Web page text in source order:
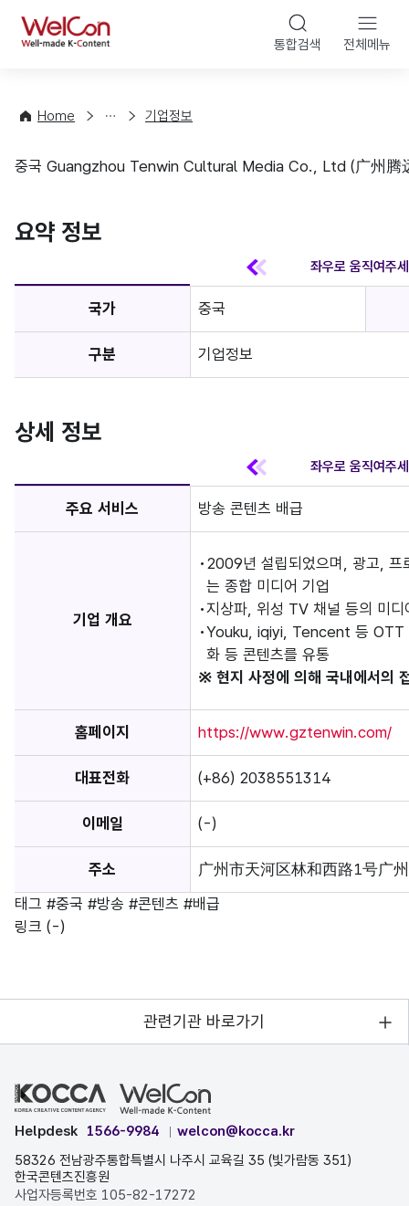
WelCon 통합검색 전체메뉴
Home
컨
팅
해
기
정
기업정보
기업정보
중국 Guangzhou Tenwin Cultural Media Co., Ltd (广州腾
요약 정보
국가 중국
구분 기업정보
상세 정보
주요 서비스 방송 콘텐츠 배급
기업 개요
2009년 설립되었으며, 광고, 프
는 종합 미디어 기업
지상파, 위성 TV 채널 등의 미
Youku, iqiyi, Tencent 등 OTT
화 등 콘텐츠를 유통
※ 현지 사정에 의해 국내에서의
홈페이지 https://www.gztenwin.com/
대표전화 (+86) 2038551314
이메일 (-)
주소
广州市天河区林和西路1号广
태그 #중국 #방송 #콘텐츠 #배급
링크 (-)
관련기관 바로가기
Helpdesk 1566-9984
welcon@kocca.kr
58326 전남광주통합특별시 나주시 교육길 35 (빛가람동 351)
한국콘텐츠진흥원
사업자등록번호 105-82-17272